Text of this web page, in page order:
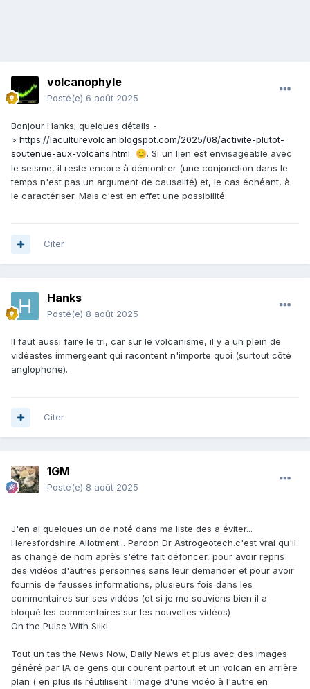
volcanophyle
Posté(e) 6 août 2025
Bonjour Hanks; quelques détails -
> https://laculturevolcan.blogspot.com/2025/08/activite-plutot-
soutenue-aux-volcans.html
😊. Si un lien est envisageable avec
le seisme, il reste encore à démontrer (une conjonction dans le
temps n'est pas un argument de causalité) et, le cas échéant, à
le caractériser. Mais c'est en effet une possibilité.
Citer
Hanks
Posté(e) 8 août 2025
Il faut aussi faire le tri, car sur le volcanisme, il y a un plein de
vidéastes immergeant qui racontent n'importe quoi (surtout côté
anglophone).
Citer
1GM
Posté(e) 8 août 2025
J'en ai quelques un de noté dans ma liste des a éviter...
Heresfordshire Allotment... Pardon Dr Astrogeotech.c'est vrai qu'il
as changé de nom après s'étre fait défoncer, pour avoir repris
des vidéos d'autres personnes sans leur demander et pour avoir
fournis de fausses informations, plusieurs fois dans les
commentaires sur ses vidéos (et si je me souviens bien il a
bloqué les commentaires sur les nouvelles vidéos)
On the Pulse With Silki
Tout un tas the News Now, Daily News et plus avec des images
généré par IA de gens qui courent partout et un volcan en arrière
plan ( en plus ils réutilisent l'image d'une vidéo à l'autre en